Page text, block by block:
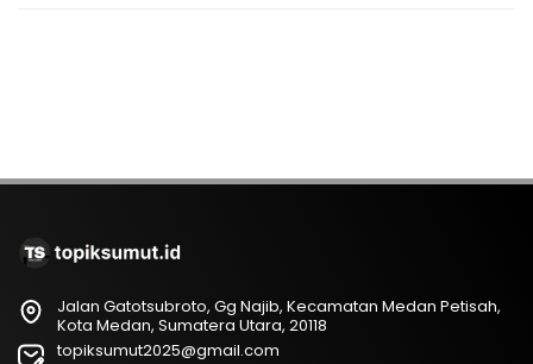
Jalan Gatotsubroto, Gg Najib, Kecamatan Medan Petisah,
Kota Medan, Sumatera Utara, 20118
topiksumut2025@gmail.com